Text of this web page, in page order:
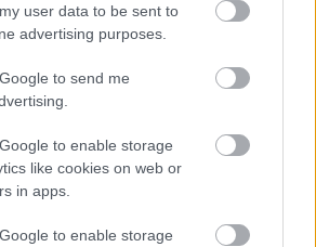
user data to be sent to
advertising purposes.
to send me
to enable storage
like cookies on web or
in apps.
to enable storage
καταλύτη βελτιώνει
αμμωνίας
ανεπιθύμητες